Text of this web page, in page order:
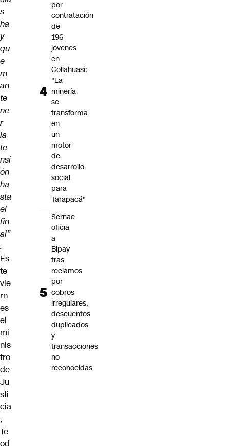
s
ha
y
qu
e
m
an
te
ne
r
la
te
nsi
ón
ha
sta
el
fin
al”
.
Es
te
vie
rn
es
el
mi
nis
tro
de
Ju
sti
cia
,
Te
od
por
contratación
de
196
jóvenes
en
Collahuasi:
"La
minería
se
transforma
en
un
motor
de
desarrollo
social
para
Tarapacá"
Sernac
oficia
a
Bipay
tras
reclamos
por
cobros
irregulares,
descuentos
duplicados
y
transacciones
no
reconocidas